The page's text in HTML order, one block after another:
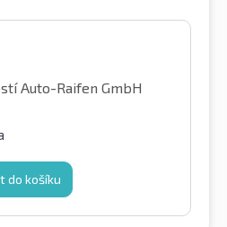
Auto-Raifen GmbH
do košíku